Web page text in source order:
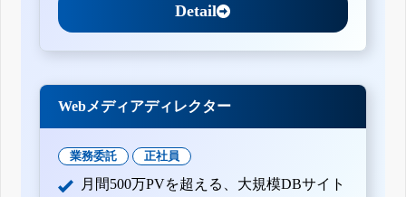
Detail
Webメディアディレクター
業務委託 正社員
月間500万PVを超える、大規模DBサイト